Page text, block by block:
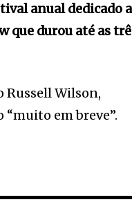
anual dedicado
que durou até as
Russell Wilson,
“muito em breve”.